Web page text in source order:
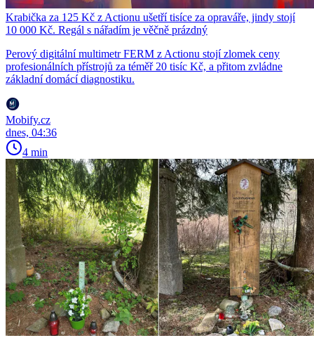
Krabička za 125 Kč z Actionu ušetří tisíce za opraváře, jindy stojí
10 000 Kč. Regál s nářadím je věčně prázdný
Perový digitální multimetr FERM z Actionu stojí zlomek ceny
profesionálních přístrojů za téměř 20 tisíc Kč, a přitom zvládne
základní domácí diagnostiku.
Mobify.cz
dnes, 04:36
4 min